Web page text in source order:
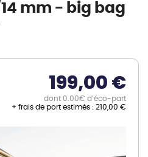
mm - big bag
199,00 €
dont 0.00€ d’éco-part
+ frais de port estimés : 210,00 €